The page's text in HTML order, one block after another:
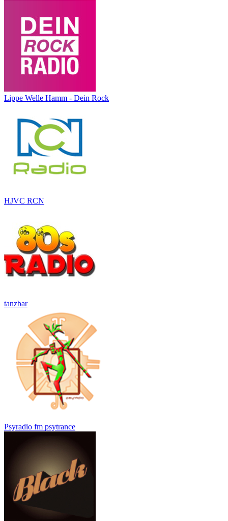
Lippe Welle Hamm - Dein Rock
HJVC RCN
tanzbar
Psyradio fm psytrance